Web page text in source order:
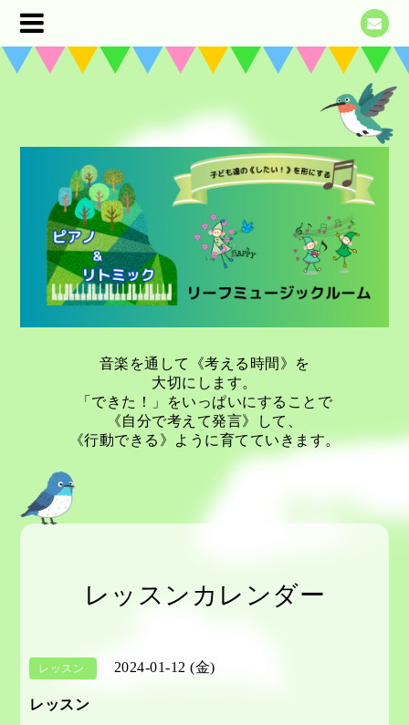
音楽を通して《考える時間》を
大切にします。
「できた！」をいっぱいにすることで
《自分で考えて発言》して、
《行動できる》ように育てていきます。
レッスンカレンダー
レッスン 2024-01-12 (金)
レッスン